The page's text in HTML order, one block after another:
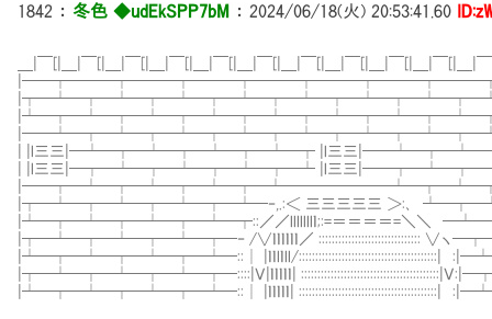
1842 ： 冬色 ◆udEkSPP7bM ： 2024/06/18(火) 20:53:41.60
＿|￣[|＿|￣[|＿|￣[|＿|￣[|＿|￣[|＿|￣[|＿|￣[|＿|￣[|＿|￣[|＿|￣[|＿|
| |l三三|─┴─┬─┴─┬─┴─┬─┴─┬ |l三三
| |l三三|─┬─┴─┬─┴─┬─┴─┬─┴ |l三三
|┬─┴─┬─┴─┬─┴─┬─┴─‐,.:＜ 三三三三三 ＞:､
|┴─┬─┴─┬─┴─┬─┴─┬::／／lllllllｌ;:=＝＝＝＝=＼＼
|┬─┴─┬─┴─┬─┴─┬─‐ /∨ｌｌｌｌｌｌ／
|┴─┬─┴─┬─┴─┬─┴─::│ |ｌｌlｌll/
|┬─┴─┬─┴─┬─┴─┬─::::|Ｖ|ｌｌｌｌｌ|
|┴─┬─┴─┬─┴─┬─┴─::│ |ｌｌｌｌｌ|